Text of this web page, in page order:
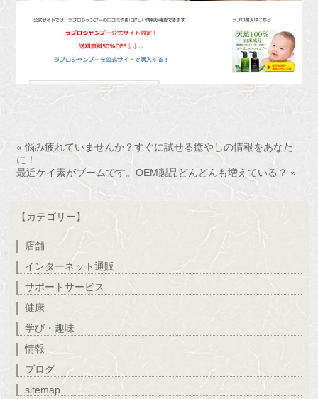
« 悩み疲れていませんか？すぐに試せる癒やしの情報をあなた
に！
最近ケイ素がブームです。OEM製品どんどんも増えている？ »
【カテゴリー】
店舗
インターネット通販
サポートサービス
健康
学び・趣味
情報
ブログ
sitemap